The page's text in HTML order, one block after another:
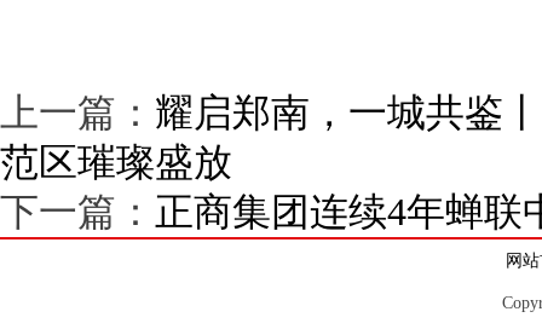
上一篇： 耀启郑南，一城共鉴
范区璀璨盛放
下一篇： 正商集团连续4年蝉联
网